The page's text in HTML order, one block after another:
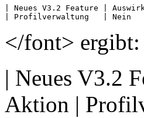
| Neues V3.2 Feature |
</font> ergibt:
| Neues V3.2
Aktion |